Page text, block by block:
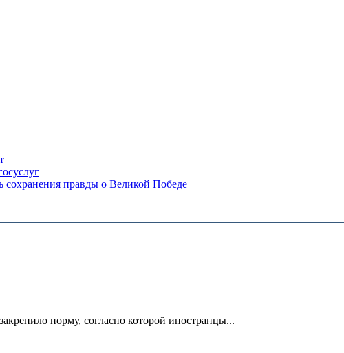
правды о Великой Победе
норму, согласно которой иностранцы...